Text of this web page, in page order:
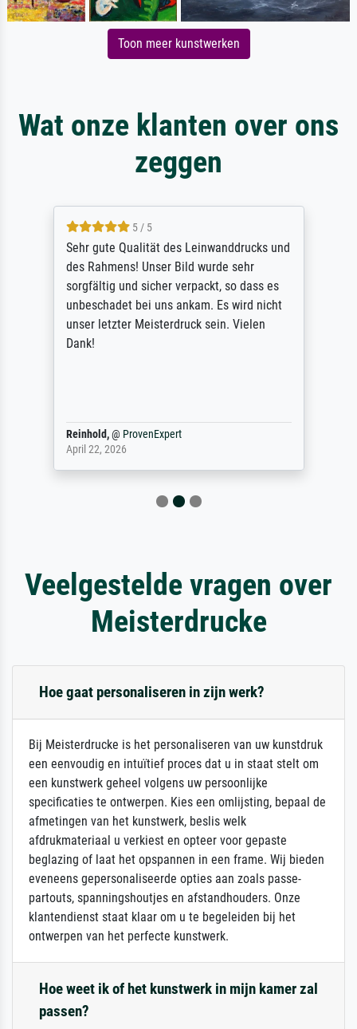
Toon meer kunstwerken
Wat onze klanten over ons
zeggen
5 / 5
Sehr gute Qualität des Leinwanddrucks und
des Rahmens! Unser Bild wurde sehr
sorgfältig und sicher verpackt, so dass es
unbeschadet bei uns ankam. Es wird nicht
unser letzter Meisterdruck sein. Vielen
Dank!
Reinhold,@ ProvenExpert
April 22, 2026
Veelgestelde vragen over
Meisterdrucke
Hoe gaat personaliseren in zijn werk?
Bij Meisterdrucke is het personaliseren van uw kunstdruk
een eenvoudig en intuïtief proces dat u in staat stelt om
een kunstwerk geheel volgens uw persoonlijke
specificaties te ontwerpen. Kies een omlijsting, bepaal de
afmetingen van het kunstwerk, beslis welk
afdrukmateriaal u verkiest en opteer voor gepaste
beglazing of laat het opspannen in een frame. Wij bieden
eveneens gepersonaliseerde opties aan zoals passe-
partouts, spanningshoutjes en afstandhouders. Onze
klantendienst staat klaar om u te begeleiden bij het
ontwerpen van het perfecte kunstwerk.
Hoe weet ik of het kunstwerk in mijn kamer zal
passen?